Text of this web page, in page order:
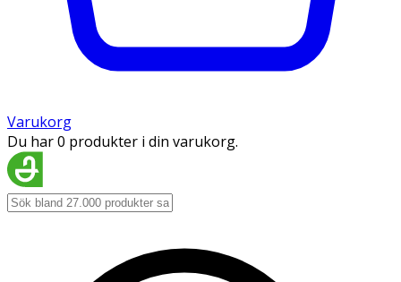
Varukorg
Du har 0 produkter i din varukorg.